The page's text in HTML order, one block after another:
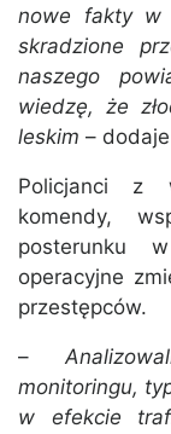
nowe fakty w
skradzione
naszego
wiedzę, że
leskim –
Policjanci z
komendy,
posterunku
operacyjne
przestępców.
–
monitoringu,
w efekcie